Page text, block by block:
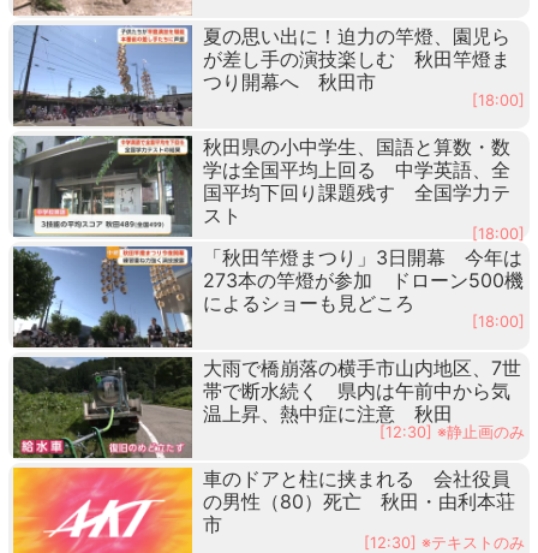
夏の思い出に！迫力の竿燈、園児ら
が差し手の演技楽しむ 秋田竿燈ま
つり開幕へ 秋田市
[18:00]
秋田県の小中学生、国語と算数・数
学は全国平均上回る 中学英語、全
国平均下回り課題残す 全国学力テ
スト
[18:00]
「秋田竿燈まつり」3日開幕 今年は
273本の竿燈が参加 ドローン500機
によるショーも見どころ
[18:00]
大雨で橋崩落の横手市山内地区、7世
帯で断水続く 県内は午前中から気
温上昇、熱中症に注意 秋田
[12:30] ※静止画のみ
車のドアと柱に挟まれる 会社役員
の男性（80）死亡 秋田・由利本荘
市
[12:30] ※テキストのみ